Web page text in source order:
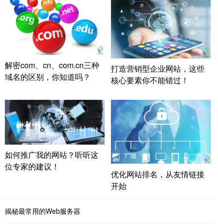
解密com、cn、com.cn三种
域名的区别，你知道吗？
打造营销型企业网站，这些
核心要素你不能错过！
如何推广我的网站？听听这
位专家的建议！
优化网站排名，从友情链接
开始
揭秘最常用的Web服务器